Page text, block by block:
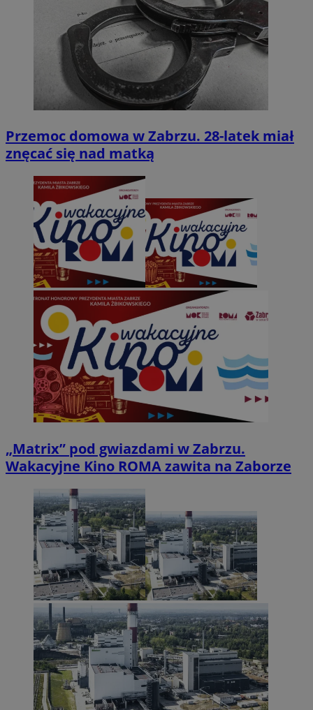
Przemoc domowa w Zabrzu. 28-latek miał
znęcać się nad matką
„Matrix” pod gwiazdami w Zabrzu.
Wakacyjne Kino ROMA zawita na Zaborze